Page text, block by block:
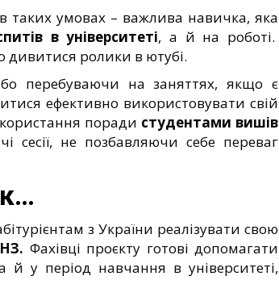
таких умовах – важлива навичка, яка
в університеті, а й на роботі.
дивитися ролики в ютубі.
перебуваючи на заняттях, якщо є
ефективно використовувати свій
поради студентами вишів
сесії, не позбавляючи себе переваг
з України реалізувати свою
Фахівці проєкту готові допомагати
й у період навчання в університеті,